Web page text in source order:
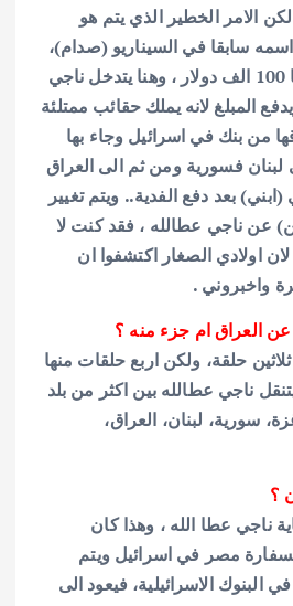
الامر الخطير الذي يتم هو
سابقا في السيناريو (صدام)،
وتطلب عنه فدية قدرها 100 الف دولار ، وهنا يتدخل ناجي
المبلغ لانه يملك حقائب ممتلئة
من بنك في اسرائيل وجاء بها
لبنان فسورية ومن ثم الى العراق
بعد دفع الفدية.. ويتم تغيير
عن ناجي عطالله ، فقد كنت لا
اولادي الصغار اكتشفوا ان
واخبروني .
العراق ام جزء منه ؟
حلقة، ولكن اربع حلقات منها
ناجي عطالله بين اكثر من بلد
سورية، لبنان، العراق،
؟
ناجي عطا الله ، وهذا كان
مصر في اسرائيل ويتم
البنوك الاسرائيلية، فيعود الى